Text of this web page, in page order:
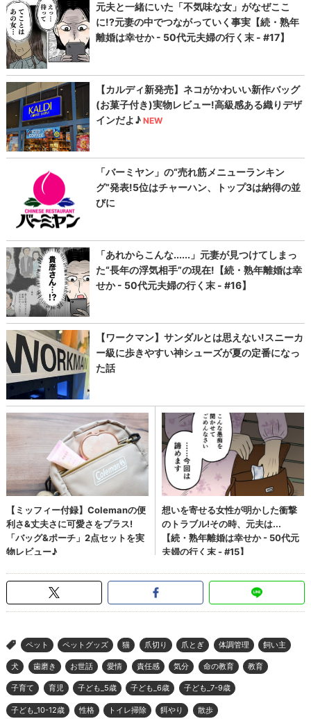
> ペット ペットグッズ 猫 爪切り 爪とぎ 体調管理 飼い主
犬 歯磨き お世話 愛情 責任感 気分 命の教育 教育
子育て 育児 子ども_5歳 子ども_6歳 子ども_7-9歳
子ども_10-12歳 性格 トイレ掃除 餌やり 散歩